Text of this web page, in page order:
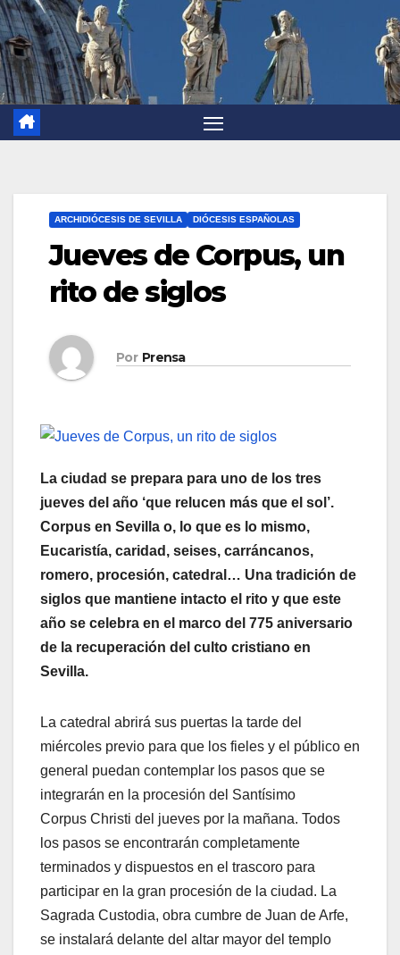
ARCHIDIÓCESIS DE SEVILLA DIÓCESIS ESPAÑOLAS
Jueves de Corpus, un
rito de siglos
Por Prensa
La ciudad se prepara para uno de los tres
jueves del año ‘que relucen más que el sol’.
Corpus en Sevilla o, lo que es lo mismo,
Eucaristía, caridad, seises, carráncanos,
romero, procesión, catedral… Una tradición de
siglos que mantiene intacto el rito y que este
año se celebra en el marco del 775 aniversario
de la recuperación del culto cristiano en
Sevilla.
La catedral abrirá sus puertas la tarde del
miércoles previo para que los fieles y el público en
general puedan contemplar los pasos que se
integrarán en la procesión del Santísimo
Corpus Christi del jueves por la mañana. Todos
los pasos se encontrarán completamente
terminados y dispuestos en el trascoro para
participar en la gran procesión de la ciudad. La
Sagrada Custodia, obra cumbre de Juan de Arfe,
se instalará delante del altar mayor del templo